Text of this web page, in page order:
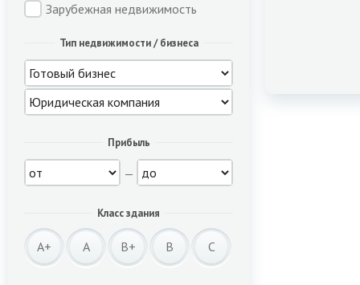
Зарубежная недвижимость
Тип недвижимости / бизнеса
Прибыль
—
Класс здания
A+ A B+ B C